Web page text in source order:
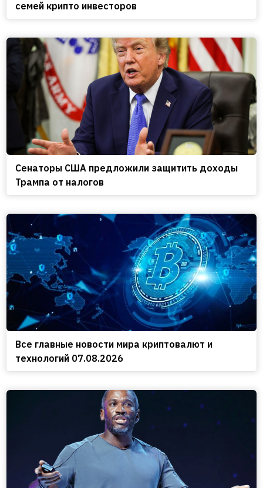
семей крипто инвесторов
Сенаторы США предложили защитить доходы
Трампа от налогов
Все главные новости мира криптовалют и
технологий 07.08.2026